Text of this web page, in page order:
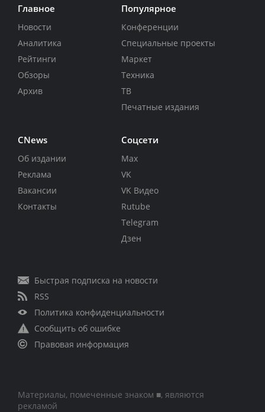
Главное
Новости
Аналитика
Рейтинги
Обзоры
Архив
Популярное
Конференции
Специальные проекты
Маркет
Техника
ТВ
Печатные издания
CNews
Об издании
Реклама
Вакансии
Контакты
Соцсети
Max
VK
VK Видео
Rutube
Telegram
Дзен
Быстрая подписка на новости
RSS
Политика конфиденциальности
Сообщить об ошибке
Правовая информация
Материалы, помеченные знаком ■, являются
рекламой